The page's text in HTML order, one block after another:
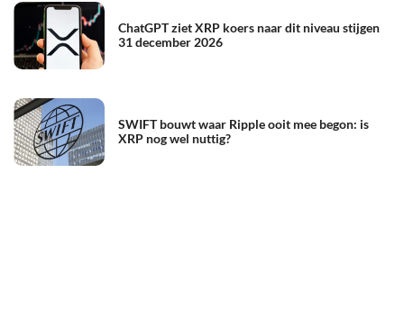
ChatGPT ziet XRP koers naar dit niveau stijgen
31 december 2026
SWIFT bouwt waar Ripple ooit mee begon: is
XRP nog wel nuttig?